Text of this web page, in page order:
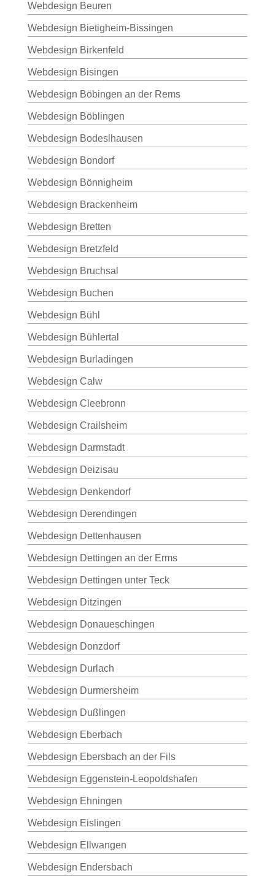
Webdesign Beuren
Webdesign Bietigheim-Bissingen
Webdesign Birkenfeld
Webdesign Bisingen
Webdesign Böbingen an der Rems
Webdesign Böblingen
Webdesign Bodeslhausen
Webdesign Bondorf
Webdesign Bönnigheim
Webdesign Brackenheim
Webdesign Bretten
Webdesign Bretzfeld
Webdesign Bruchsal
Webdesign Buchen
Webdesign Bühl
Webdesign Bühlertal
Webdesign Burladingen
Webdesign Calw
Webdesign Cleebronn
Webdesign Crailsheim
Webdesign Darmstadt
Webdesign Deizisau
Webdesign Denkendorf
Webdesign Derendingen
Webdesign Dettenhausen
Webdesign Dettingen an der Erms
Webdesign Dettingen unter Teck
Webdesign Ditzingen
Webdesign Donaueschingen
Webdesign Donzdorf
Webdesign Durlach
Webdesign Durmersheim
Webdesign Dußlingen
Webdesign Eberbach
Webdesign Ebersbach an der Fils
Webdesign Eggenstein-Leopoldshafen
Webdesign Ehningen
Webdesign Eislingen
Webdesign Ellwangen
Webdesign Endersbach